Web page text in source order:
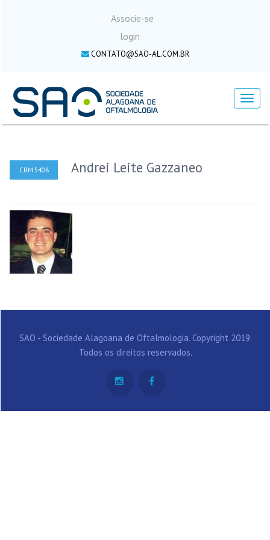
Associe-se
login
CONTATO@SAO-AL.COM.BR
Menu
CRM:5408 Andrei Leite Gazzaneo
SAO - Sociedade Alagoana de Oftalmologia. Copyright 2019.
Todos os direitos reservados.